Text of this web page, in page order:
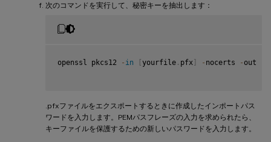
次のコマンドを実行して、秘密キーを抽出します：
openssl pkcs12 - in [yourfile . pfx] - nocerts - out
.pfxファイルをエクスポートするときに作成したインポートパス
ワードを入力します。PEMパスフレーズの入力を求められたら、
キーファイルを保護するための新しいパスワードを入力します。